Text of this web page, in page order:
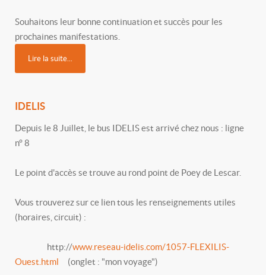
Souhaitons leur bonne continuation et succès pour les
prochaines manifestations.
Lire la suite...
IDELIS
Depuis le 8 Juillet, le bus IDELIS est arrivé chez nous : ligne
n° 8
Le point d'accès se trouve au rond point de Poey de Lescar.
Vous trouverez sur ce lien tous les renseignements utiles
(horaires, circuit) :
http://www.reseau-idelis.com/1057-FLEXILIS-
Ouest.html (onglet : "mon voyage")